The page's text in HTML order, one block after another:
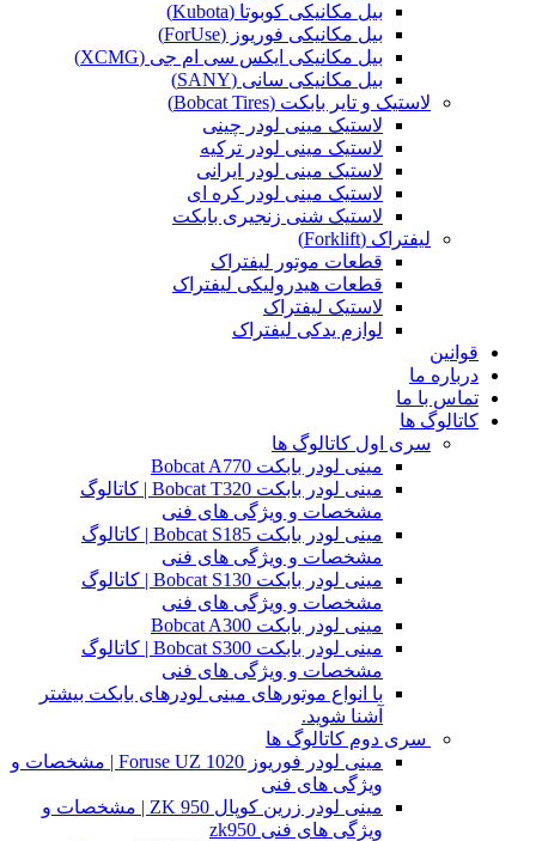
بیل مکانیکی کوبوتا (Kubota)
بیل مکانیکی فوریوز (ForUse)
بیل مکانیکی ایکس سی ام جی (XCMG)
بیل مکانیکی سانی (SANY)
لاستیک و تایر بابکت (Bobcat Tires)
لاستیک مینی لودر چینی
لاستیک مینی لودر ترکیه
لاستیک مینی لودر ایرانی
لاستیک مینی لودر کره ای
لاستیک شنی زنجیری بابکت
لیفتراک (Forklift)
قطعات موتور لیفتراک
قطعات هیدرولیکی لیفتراک
لاستیک لیفتراک
لوازم یدکی لیفتراک
قوانین
درباره ما
تماس با ما
کاتالوگ ها
سری اول کاتالوگ ها
مینی لودر بابکت Bobcat A770
مینی لودر بابکت Bobcat T320 | کاتالوگ
مشخصات و ویژگی های فنی
مینی لودر بابکت Bobcat S185 | کاتالوگ
مشخصات و ویژگی های فنی
مینی لودر بابکت Bobcat S130 | کاتالوگ
مشخصات و ویژگی های فنی
مینی لودر بابکت Bobcat A300
مینی لودر بابکت Bobcat S300 | کاتالوگ
مشخصات و ویژگی های فنی
با انواع موتورهای مینی لودرهای بابکت بیشتر
آشنا شوید.
سری دوم کاتالوگ ها
مینی لودر فوریوز Foruse UZ 1020 | مشخصات و
ویژگی های فنی
مینی لودر زرین کوپال ZK 950 | مشخصات و
ویژگی های فنی zk950